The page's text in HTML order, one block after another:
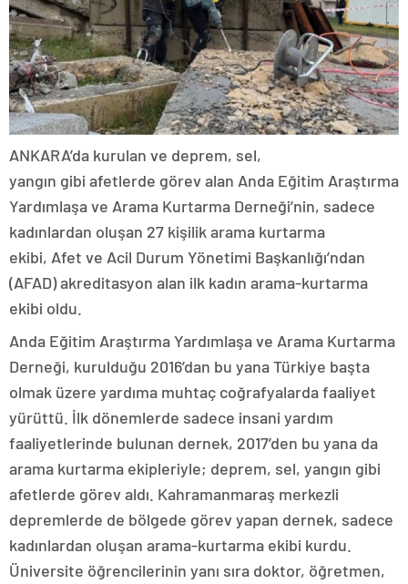
ANKARA’da kurulan ve deprem, sel,
yangın gibi afetlerde görev alan Anda Eğitim Araştırma
Yardımlaşa ve Arama Kurtarma Derneği’nin, sadece
kadınlardan oluşan 27 kişilik arama kurtarma
ekibi, Afet ve Acil Durum Yönetimi Başkanlığı’ndan
(AFAD) akreditasyon alan ilk kadın arama-kurtarma
ekibi oldu.
Anda Eğitim Araştırma Yardımlaşa ve Arama Kurtarma
Derneği, kurulduğu 2016’dan bu yana Türkiye başta
olmak üzere yardıma muhtaç coğrafyalarda faaliyet
yürüttü. İlk dönemlerde sadece insani yardım
faaliyetlerinde bulunan dernek, 2017’den bu yana da
arama kurtarma ekipleriyle; deprem, sel, yangın gibi
afetlerde görev aldı. Kahramanmaraş merkezli
depremlerde de bölgede görev yapan dernek, sadece
kadınlardan oluşan arama-kurtarma ekibi kurdu.
Üniversite öğrencilerinin yanı sıra doktor, öğretmen,